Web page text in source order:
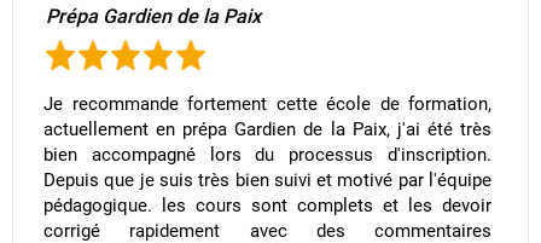
Prépa Gardien de la Paix
Je recommande fortement cette école de formation,
actuellement en prépa Gardien de la Paix, j'ai été très
bien accompagné lors du processus d'inscription.
Depuis que je suis très bien suivi et motivé par l'équipe
pédagogique. les cours sont complets et les devoir
corrigé rapidement avec des commentaires